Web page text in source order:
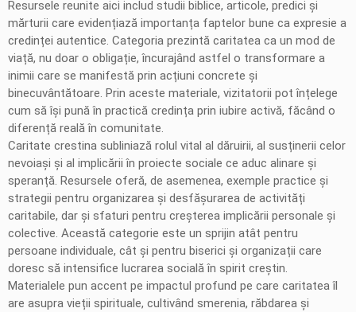
Resursele reunite aici includ studii biblice, articole, predici și
mărturii care evidențiază importanța faptelor bune ca expresie a
credinței autentice. Categoria prezintă caritatea ca un mod de
viață, nu doar o obligație, încurajând astfel o transformare a
inimii care se manifestă prin acțiuni concrete și
binecuvântătoare. Prin aceste materiale, vizitatorii pot înțelege
cum să își pună în practică credința prin iubire activă, făcând o
diferență reală în comunitate.
Caritate crestina subliniază rolul vital al dăruirii, al susținerii celor
nevoiași și al implicării în proiecte sociale ce aduc alinare și
speranță. Resursele oferă, de asemenea, exemple practice și
strategii pentru organizarea și desfășurarea de activități
caritabile, dar și sfaturi pentru creșterea implicării personale și
colective. Această categorie este un sprijin atât pentru
persoane individuale, cât și pentru biserici și organizații care
doresc să intensifice lucrarea socială în spirit creștin.
Materialele pun accent pe impactul profund pe care caritatea îl
are asupra vieții spirituale, cultivând smerenia, răbdarea și